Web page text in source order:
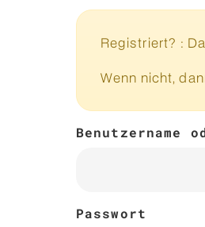
Registriert? :
Wenn nicht,
Benutzername
Passwort